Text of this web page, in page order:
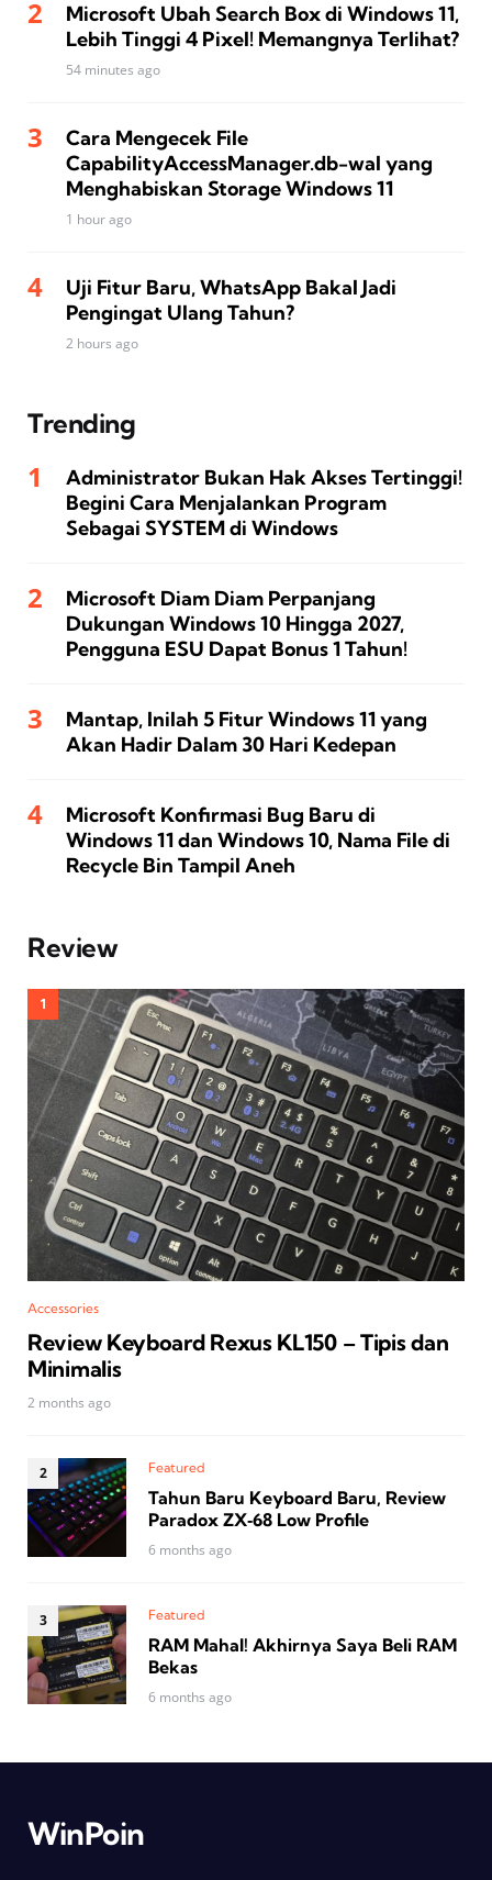
Microsoft Ubah Search Box di Windows 11,
Lebih Tinggi 4 Pixel! Memangnya Terlihat?
54 minutes ago
Cara Mengecek File
CapabilityAccessManager.db-wal yang
Menghabiskan Storage Windows 11
1 hour ago
Uji Fitur Baru, WhatsApp Bakal Jadi
Pengingat Ulang Tahun?
2 hours ago
Trending
Administrator Bukan Hak Akses Tertinggi!
Begini Cara Menjalankan Program
Sebagai SYSTEM di Windows
Microsoft Diam Diam Perpanjang
Dukungan Windows 10 Hingga 2027,
Pengguna ESU Dapat Bonus 1 Tahun!
Mantap, Inilah 5 Fitur Windows 11 yang
Akan Hadir Dalam 30 Hari Kedepan
Microsoft Konfirmasi Bug Baru di
Windows 11 dan Windows 10, Nama File di
Recycle Bin Tampil Aneh
Review
Accessories
Review Keyboard Rexus KL150 – Tipis dan
Minimalis
2 months ago
Featured
Tahun Baru Keyboard Baru, Review
Paradox ZX‑68 Low Profile
6 months ago
Featured
RAM Mahal! Akhirnya Saya Beli RAM
Bekas
6 months ago
WinPoin